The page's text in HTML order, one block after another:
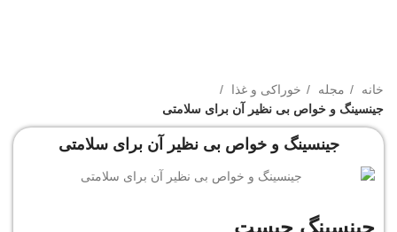
خانه مجله
خوراکی و غذا
جینسینگ و خواص بی نظیر آن برای سلامتی
جینسینگ و خواص بی نظیر آن برای سلامتی